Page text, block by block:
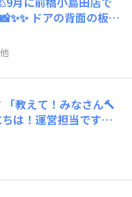
ドアの背面の板を
花咲公園でプロの先
く撮れたね✨🙌✨ お
💨💨
🌸 今回2/13
として「あると便利
した
ズ、あったら良いなと